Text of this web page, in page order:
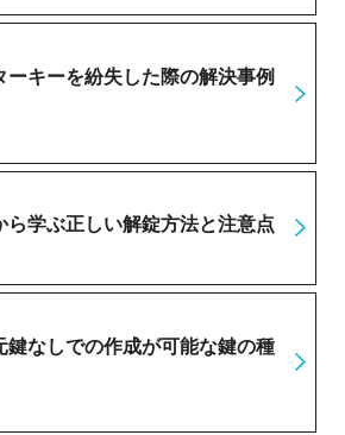
ーキーを紛失した際の解決事例
ら学ぶ正しい解錠方法と注意点
鍵なしでの作成が可能な鍵の種